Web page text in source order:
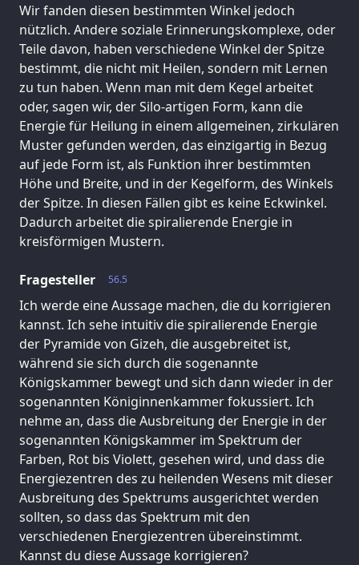
Wir fanden diesen bestimmten Winkel jedoch
nützlich. Andere soziale Erinnerungskomplexe, oder
Teile davon, haben verschiedene Winkel der Spitze
bestimmt, die nicht mit Heilen, sondern mit Lernen
zu tun haben. Wenn man mit dem Kegel arbeitet
oder, sagen wir, der Silo-artigen Form, kann die
Energie für Heilung in einem allgemeinen, zirkulären
Muster gefunden werden, das einzigartig in Bezug
auf jede Form ist, als Funktion ihrer bestimmten
Höhe und Breite, und in der Kegelform, des Winkels
der Spitze. In diesen Fällen gibt es keine Eckwinkel.
Dadurch arbeitet die spiralierende Energie in
kreisförmigen Mustern.
56.5
Fragesteller
Ich werde eine Aussage machen, die du korrigieren
kannst. Ich sehe intuitiv die spiralierende Energie
der Pyramide von Gizeh, die ausgebreitet ist,
während sie sich durch die sogenannte
Königskammer bewegt und sich dann wieder in der
sogenannten Königinnenkammer fokussiert. Ich
nehme an, dass die Ausbreitung der Energie in der
sogenannten Königskammer im Spektrum der
Farben, Rot bis Violett, gesehen wird, und dass die
Energiezentren des zu heilenden Wesens mit dieser
Ausbreitung des Spektrums ausgerichtet werden
sollten, so dass das Spektrum mit den
verschiedenen Energiezentren übereinstimmt.
Kannst du diese Aussage korrigieren?